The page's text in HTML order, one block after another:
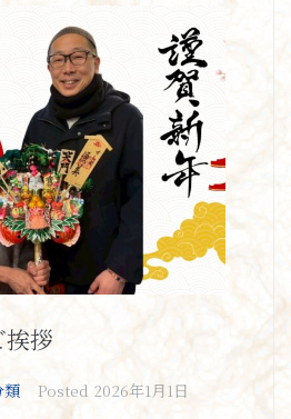
拶
類 Posted 2026年1月1日